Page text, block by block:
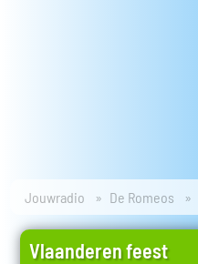
Jouwradio De Romeos
Vlaanderen feest